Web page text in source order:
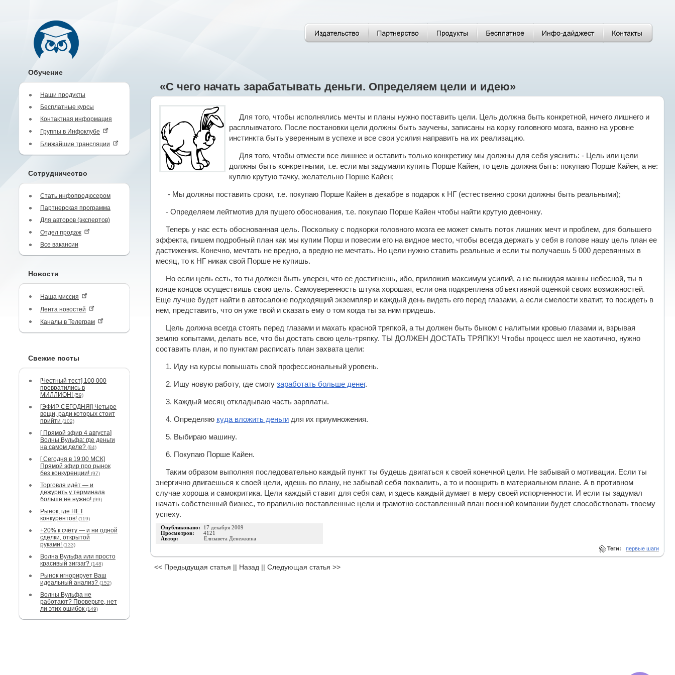
Обучение
Наши продукты
Бесплатные курсы
Контактная информация
Группы в Инфоклубе
Ближайшие трансляции
Сотрудничество
Стать инфопродюсером
Партнерская программа
Для авторов (экспертов)
Отдел продаж
Все вакансии
Новости
Наша миссия
Лента новостей
Каналы в Телеграм
Свежие посты
[Честный тест] 100 000
превратились в
МИЛЛИОН! (59)
[ЭФИР СЕГОДНЯ!] Четыре
вещи, ради которых стоит
прийти (102)
[ Прямой эфир 4 августа]
Волны Вульфа: где деньги
на самом деле? (84)
[ Сегодня в 19:00 МСК]
Прямой эфир про рынок
без конкуренции! (97)
Торговля идёт — и
дежурить у терминала
больше не нужно! (99)
Рынок, где НЕТ
конкурентов! (119)
+20% к счёту — и ни одной
сделки, открытой
руками! (133)
Волна Вульфа или просто
красивый зигзаг? (148)
Рынок игнорирует Ваш
идеальный анализ? (152)
Волны Вульфа не
работают? Проверьте, нет
ли этих ошибок (149)
«С чего начать зарабатывать деньги. Определяем цели и идею»
Для того, чтобы исполнялись мечты и планы нужно поставить цели. Цель должна быть конкретной, ничего лишнего и
расплывчатого. После постановки цели должны быть заучены, записаны на корку головного мозга, важно на уровне
инстинкта быть уверенным в успехе и все свои усилия направить на их реализацию.
Для того, чтобы отмести все лишнее и оставить только конкретику мы должны для себя уяснить: - Цель или цели
должны быть конкретными, т.е. если мы задумали купить Порше Кайен, то цель должна быть: покупаю Порше Кайен, а не:
куплю крутую тачку, желательно Порше Кайен;
- Мы должны поставить сроки, т.е. покупаю Порше Кайен в декабре в подарок к НГ (естественно сроки должны быть реальными);
- Определяем лейтмотив для пущего обоснования, т.е. покупаю Порше Кайен чтобы найти крутую девчонку.
Теперь у нас есть обоснованная цель. Поскольку с подкорки головного мозга ее может смыть поток лишних мечт и проблем, для большего
эффекта, пишем подробный план как мы купим Порш и повесим его на видное место, чтобы всегда держать у себя в голове нашу цель план ее
дастижения. Конечно, мечтать не вредно, а вредно не мечтать. Но цели нужно ставить реальные и если ты получаешь 5 000 деревянных в
месяц, то к НГ никак свой Порше не купишь.
Но если цель есть, то ты должен быть уверен, что ее достигнешь, ибо, приложив максимум усилий, а не выжидая манны небесной, ты в
конце концов осуществишь свою цель. Самоуверенность штука хорошая, если она подкреплена объективной оценкой своих возможностей.
Еще лучше будет найти в автосалоне подходящий экземпляр и каждый день видеть его перед глазами, а если смелости хватит, то посидеть в
нем, представить, что он уже твой и сказать ему о том когда ты за ним придешь.
Цель должна всегда стоять перед глазами и махать красной тряпкой, а ты должен быть быком с налитыми кровью глазами и, взрывая
землю копытами, делать все, что бы достать свою цель-тряпку. ТЫ ДОЛЖЕН ДОСТАТЬ ТРЯПКУ! Чтобы процесс шел не хаотично, нужно
составить план, и по пунктам расписать план захвата цели:
1. Иду на курсы повышать свой профессиональный уровень.
2. Ищу новую работу, где смогу заработать больше денег.
3. Каждый месяц откладываю часть зарплаты.
4. Определяю куда вложить деньги для их приумножения.
5. Выбираю машину.
6. Покупаю Порше Кайен.
Таким образом выполняя последовательно каждый пункт ты будешь двигаться к своей конечной цели. Не забывай о мотивации. Если ты
энергично двигаешься к своей цели, идешь по плану, не забывай себя похвалить, а то и поощрить в материальном плане. А в противном
случае хороша и самокритика. Цели каждый ставит для себя сам, и здесь каждый думает в меру своей испорченности. И если ты задумал
начать собственный бизнес, то правильно поставленные цели и грамотно составленный план военной компании будет способствовать твоему
успеху.
Опубликовано: 17 декабря 2009
Просмотров: 4121
Автор:
Елизавета Денежкина
Теги: первые шаги
<< Предыдущая статья || Назад || Следующая статья >>